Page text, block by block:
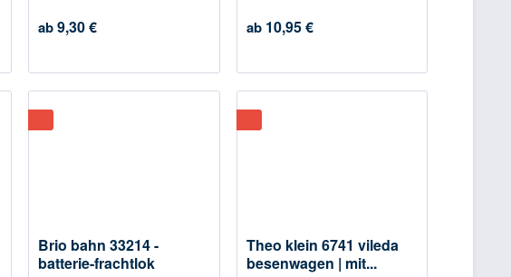
ab9,30 € ab 10,95 €
Brio bahn 33214 -
batterie-frachtlok
Theo klein 6741 vileda
besenwagen | mit...